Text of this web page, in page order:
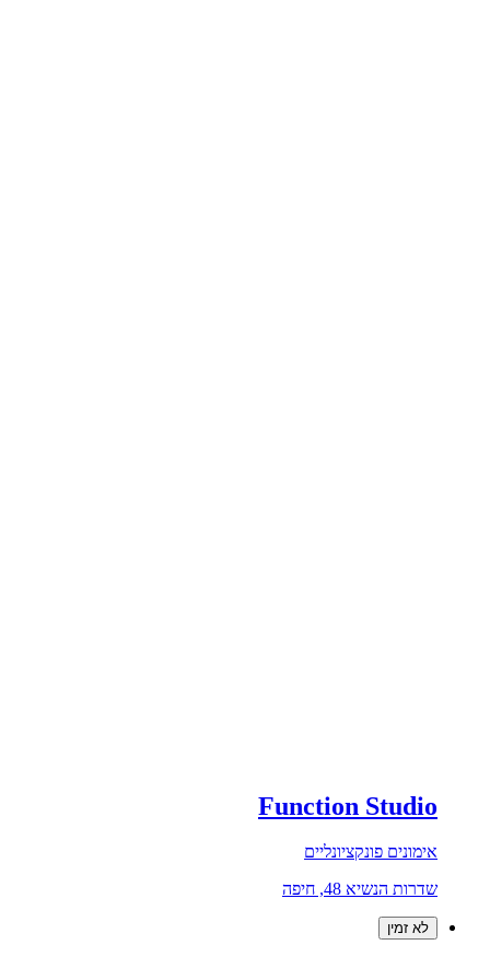
Function Studio
אימונים פונקציונליים
שדרות הנשיא 48, חיפה
לא זמין